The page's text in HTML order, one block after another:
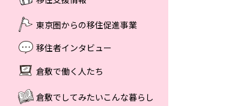
東京圏からの移住促進事業
移住者インタビュー
倉敷で働く人たち
倉敷でしてみたいこんな暮らし